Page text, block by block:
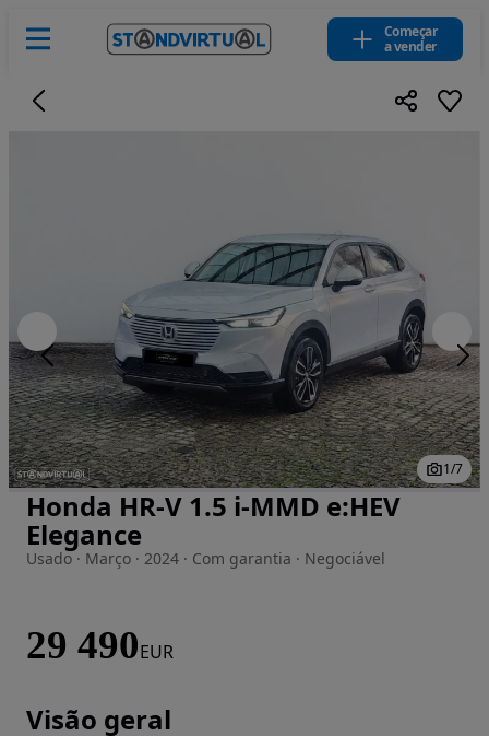
Começar
a vender
Imagem 1 de 7
1/7
Honda HR-V 1.5 i-MMD e:HEV
Elegance
Usado · Março · 2024 · Com garantia · Negociável
29 490EUR
Visão geral